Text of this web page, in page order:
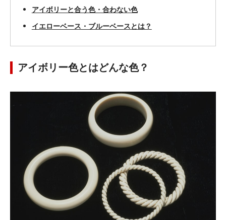
アイボリーと合う色・合わない色
イエローベース・ブルーベースとは？
アイボリー色とはどんな色？